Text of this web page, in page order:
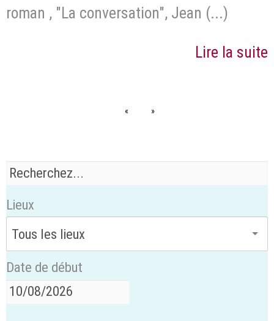
roman , "La conversation", Jean (...)
Lire la suite
« »
Lieux
Date de début